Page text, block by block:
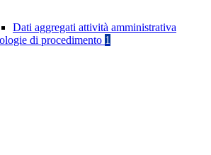
Dati aggregati attività amministrativa
di procedimento 1